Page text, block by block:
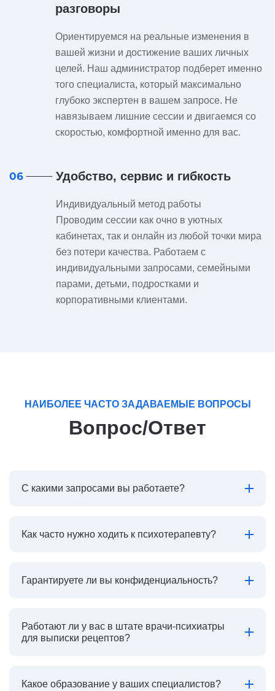
разговоры
Ориентируемся на реальные изменения в
вашей жизни и достижение ваших личных
целей. Наш администратор подберет именно
того специалиста, который максимально
глубоко экспертен в вашем запросе. Не
навязываем лишние сессии и двигаемся со
скоростью, комфортной именно для вас.
06 Удобство, сервис и гибкость
Индивидуальный метод работы
Проводим сессии как очно в уютных
кабинетах, так и онлайн из любой точки мира
без потери качества. Работаем с
индивидуальными запросами, семейными
парами, детьми, подростками и
корпоративными клиентами.
НАИБОЛЕЕ ЧАСТО ЗАДАВАЕМЫЕ ВОПРОСЫ
Вопрос/Ответ
С какими запросами вы работаете?
Как часто нужно ходить к психотерапевту?
Гарантируете ли вы конфиденциальность?
Работают ли у вас в штате врачи-психиатры
для выписки рецептов?
Какое образование у ваших специалистов?